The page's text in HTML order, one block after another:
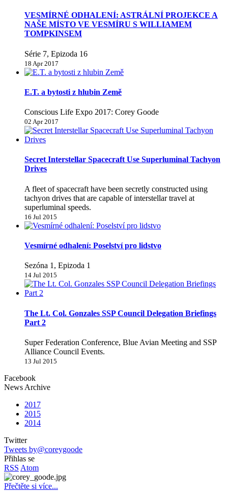
VESMÍRNÉ ODHALENÍ: ASTRÁLNÍ PROJEKCE A
NAŠE MÍSTO VE VESMÍRU S WILLIAMEM
TOMPKINSEM
Série 7, Epizoda 16
18 Apr 2017
E.T. a bytosti z hlubin Země
Conscious Life Expo 2017: Corey Goode
02 Apr 2017
Secret Interstellar Spacecraft Use Superluminal Tachyon
Drives
A fleet of spacecraft have been secretly constructed using
tachyon drives that are capable of interstellar travel at
superluminal speeds.
16 Jul 2015
Vesmírné odhalení: Poselství pro lidstvo
Sezóna 1, Epizoda 1
14 Jul 2015
The Lt. Col. Gonzales SSP Council Delegation Briefings
Part 2
Super Federation Conference, Blue Avian Meeting and SSP
Alliance Council Events.
13 Jul 2015
Facebook
News Archive
2017
2015
2014
Twitter
Tweets by@coreygoode
Přihlas se
RSS Atom
Přečtěte si více...